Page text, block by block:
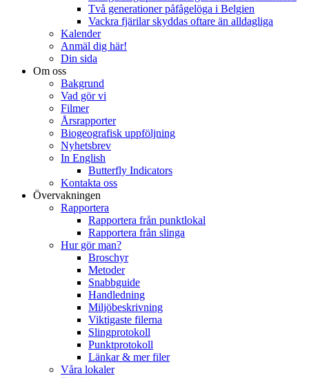
Två generationer påfågelöga i Belgien
Vackra fjärilar skyddas oftare än alldagliga
Kalender
Anmäl dig här!
Din sida
Om oss
Bakgrund
Vad gör vi
Filmer
Årsrapporter
Biogeografisk uppföljning
Nyhetsbrev
In English
Butterfly Indicators
Kontakta oss
Övervakningen
Rapportera
Rapportera från punktlokal
Rapportera från slinga
Hur gör man?
Broschyr
Metoder
Snabbguide
Handledning
Miljöbeskrivning
Viktigaste filerna
Slingprotokoll
Punktprotokoll
Länkar & mer filer
Våra lokaler